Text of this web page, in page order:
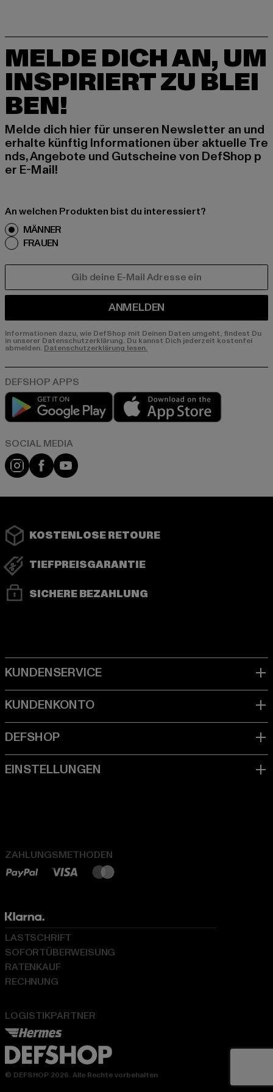
MELDE DICH AN, UM
INSPIRIERT ZU BLEI
BEN!
Melde dich hier für unseren Newsletter an und
erhalte künftig Informationen über aktuelle Tre
nds, Angebote und Gutscheine von DefShop p
er E-Mail!
An welchen Produkten bist du interessiert?
MÄNNER
FRAUEN
ANMELDEN
Informationen dazu, wie DefShop mit Deinen Daten umgeht, findest Du
in unserer Datenschutzerklärung. Du kannst Dich jederzeit kostenfei
abmelden. Datenschutzerklärung lesen.
Play market
Instagram
FacebookYouTube
KOSTENLOSE RETOURE
TIEFPREISGARANTIE
SICHERE BEZAHLUNG
ZAHLUNGSMETHODEN
LOGISTIKPARTNER
LASTSCHRIFT
SOFORTÜBERWEISUNG
RATENKAUF
RECHNUNG
© DEFSHOP 2026. Alle Rechte vorbehalten